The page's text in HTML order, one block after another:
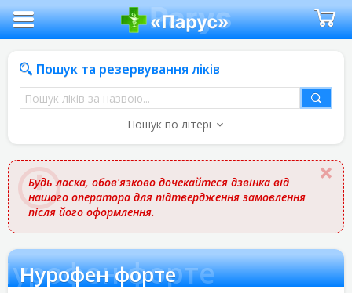
Пошук та резервування ліків
Пошук
ліків
назвою
Пошук по літері
Будь ласка, обов'язково дочекайтеся дзвінка від
нашого оператора для підтвердження замовлення
після його оформлення.
форте
Нурофен форте